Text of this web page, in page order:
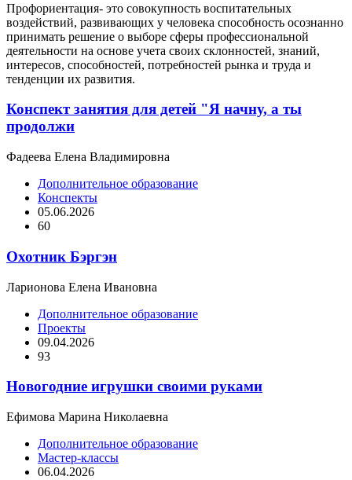
Профориентация- это совокупность воспитательных
воздействий, развивающих у человека способность осознанно
принимать решение о выборе сферы профессиональной
деятельности на основе учета своих склонностей, знаний,
интересов, способностей, потребностей рынка и труда и
тенденции их развития.
Конспект занятия для детей "Я начну, а ты
продолжи
Фадеева Елена Владимировна
Дополнительное образование
Конспекты
05.06.2026
60
Охотник Бэргэн
Ларионова Елена Ивановна
Дополнительное образование
Проекты
09.04.2026
93
Новогодние игрушки своими руками
Ефимова Марина Николаевна
Дополнительное образование
Мастер-классы
06.04.2026